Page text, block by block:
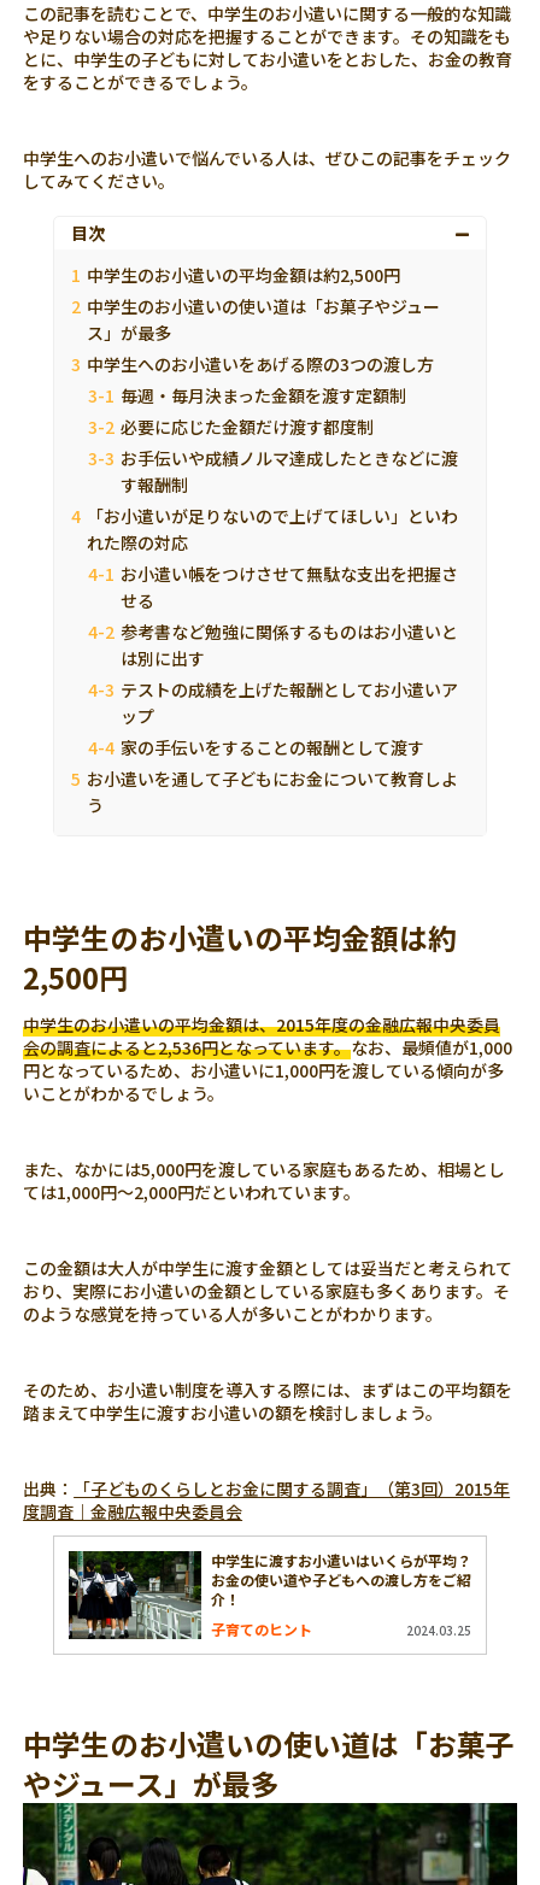
この記事を読むことで、中学生のお小遣いに関する一般的な知識
や足りない場合の対応を把握することができます。その知識をも
とに、中学生の子どもに対してお小遣いをとおした、お金の教育
をすることができるでしょう。
中学生へのお小遣いで悩んでいる人は、ぜひこの記事をチェック
してみてください。
目次
中学生のお小遣いの平均金額は約2,500円
中学生のお小遣いの使い道は「お菓子やジュー
ス」が最多
中学生へのお小遣いをあげる際の3つの渡し方
毎週・毎月決まった金額を渡す定額制
必要に応じた金額だけ渡す都度制
お手伝いや成績ノルマ達成したときなどに渡
す報酬制
「お小遣いが足りないので上げてほしい」といわ
れた際の対応
お小遣い帳をつけさせて無駄な支出を把握さ
せる
参考書など勉強に関係するものはお小遣いと
は別に出す
テストの成績を上げた報酬としてお小遣いア
ップ
家の手伝いをすることの報酬として渡す
お小遣いを通して子どもにお金について教育しよ
う
中学生のお小遣いの平均金額は約
2,500円
中学生のお小遣いの平均金額は、2015年度の金融広報中央委員
会の調査によると2,536円となっています。なお、最頻値が1,000
円となっているため、お小遣いに1,000円を渡している傾向が多
いことがわかるでしょう。
また、なかには5,000円を渡している家庭もあるため、相場とし
ては1,000円～2,000円だといわれています。
この金額は大人が中学生に渡す金額としては妥当だと考えられて
おり、実際にお小遣いの金額としている家庭も多くあります。そ
のような感覚を持っている人が多いことがわかります。
そのため、お小遣い制度を導入する際には、まずはこの平均額を
踏まえて中学生に渡すお小遣いの額を検討しましょう。
出典：
「子どものくらしとお金に関する調査」（第3回）2015年
度調査｜金融広報中央委員会
中学生に渡すお小遣いはいくらが平均？
お金の使い道や子どもへの渡し方をご紹
介！
子育てのヒント
2024.03.25
中学生のお小遣いの使い道は「お菓子
やジュース」が最多